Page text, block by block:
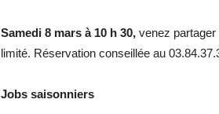
Samedi 8 mars à 10 h 30, venez
limité. Réservation conseillée au
Jobs saisonniers